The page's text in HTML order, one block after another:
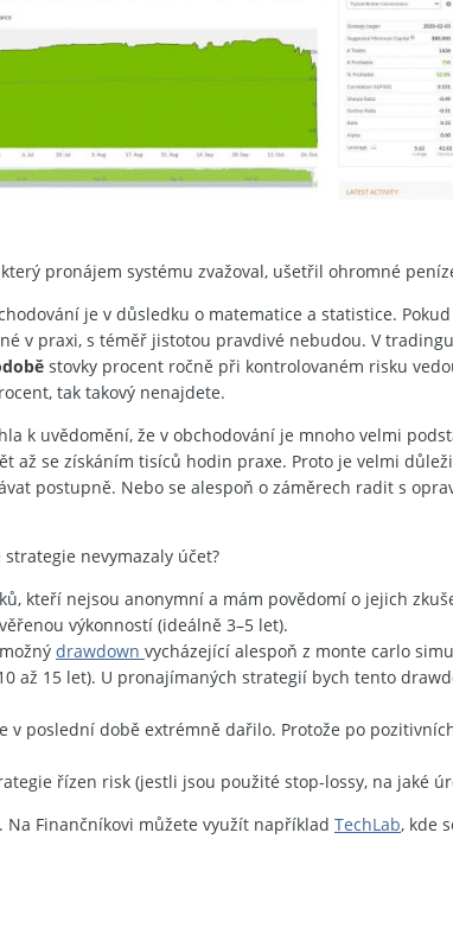
pronájem systému zvažoval, ušetřil ohromné
je v důsledku o matematice a statistice.
v praxi, s téměř jistotou pravdivé nebudou. V
stovky procent ročně při kontrolovaném risku
tak takový nenajdete.
k uvědomění, že v obchodování je mnoho velmi
až se získáním tisíců hodin praxe. Proto je velmi
postupně. Nebo se alespoň o záměrech radit s
nevymazaly účet?
kteří nejsou anonymní a mám povědomí o jejich
výkonností (ideálně 3–5 let).
drawdown vycházející alespoň z monte carlo
až 15 let). U pronajímaných strategií bych tento
v poslední době extrémně dařilo. Protože po
řízen risk (jestli jsou použité stop-lossy, na jaké
Finančníkovi můžete využít například TechLab, kde